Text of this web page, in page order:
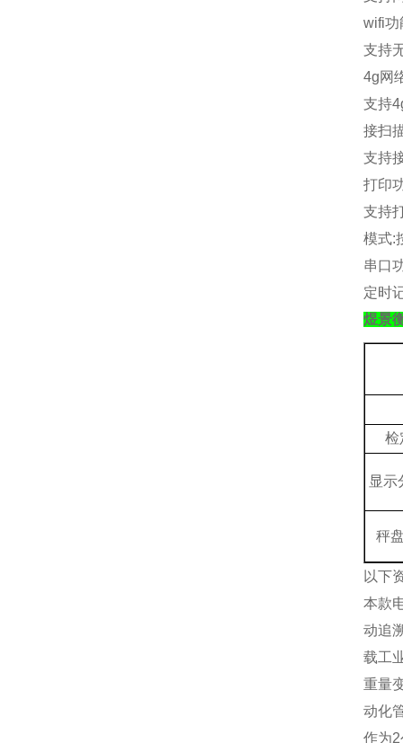
wifi功
支持
4g网
支持
接扫
支持
打印
支持
模式:
串口
定时
煜景
检
显示
秤
以下
本款
动追
载工
重量
动化
作为